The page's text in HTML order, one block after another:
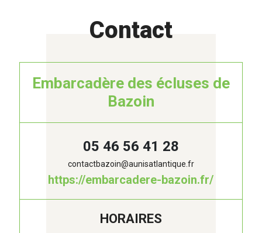
Contact
Embarcadère des écluses de
Bazoin
05 46 56 41 28
contactbazoin@aunisatlantique.fr
https://embarcadere-bazoin.fr/
HORAIRES